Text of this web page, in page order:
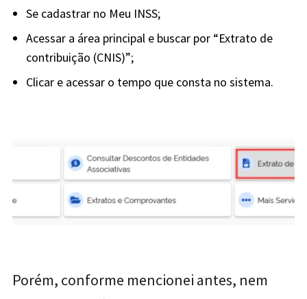
Se cadastrar no Meu INSS;
Acessar a área principal e buscar por “Extrato de
contribuição (CNIS)”;
Clicar e acessar o tempo que consta no sistema.
Porém, conforme mencionei antes, nem